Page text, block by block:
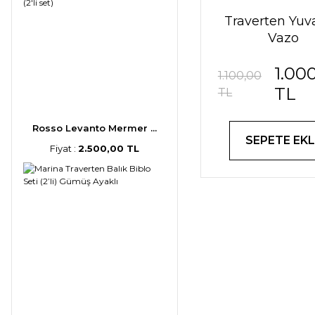
Rosso Levanto Mermer ...
Fiyat : 2.500,00 TL
Traverten
Vazo
1.100,00
TL
TL
SEPETE